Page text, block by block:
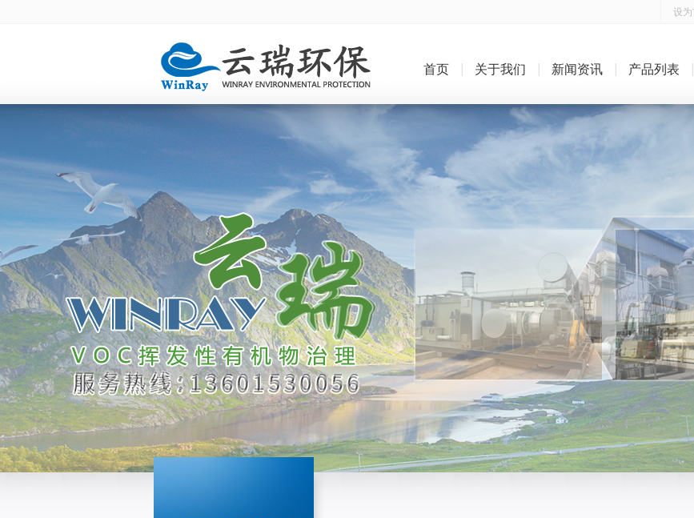
设为
首页 关于我们 新闻资讯 产品列表